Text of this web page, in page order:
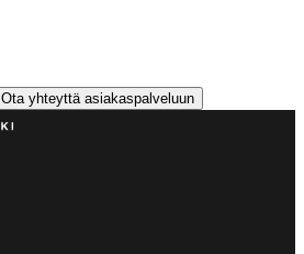
Ota yhteyttä asiakaspalveluun